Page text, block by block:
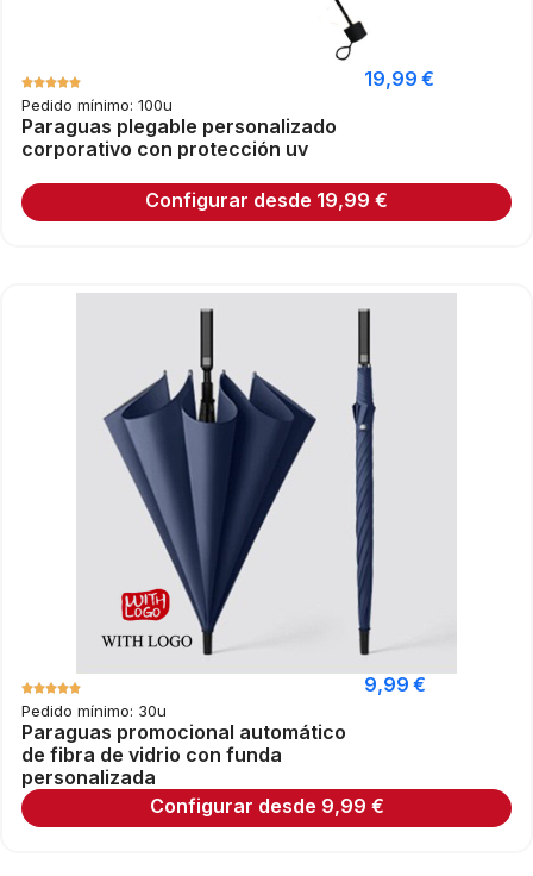
Pedido mínimo: 100u
Paraguas plegable personalizado
corporativo con protección uv
19,99€
Configurar desde 19,99 €
Pedido mínimo: 30u
Paraguas promocional automático
de fibra de vidrio con funda
personalizada
9,99€
Configurar desde 9,99 €